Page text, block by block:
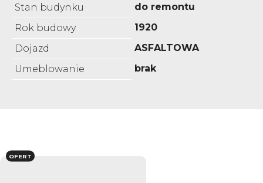
Stan budynku
do remontu
Rok budowy
1920
Dojazd
ASFALTOWA
Umeblowanie
brak
OFERT